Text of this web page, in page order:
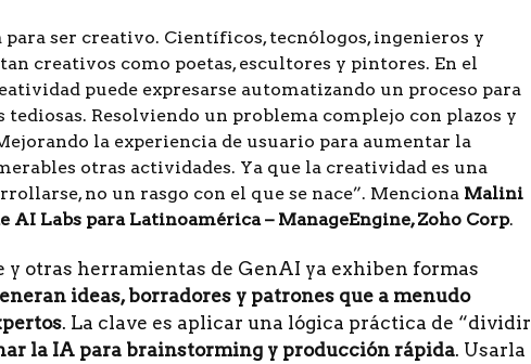
para ser creativo. Científicos, tecnólogos, ingenieros y
creativos como poetas, escultores y pintores. En el
puede expresarse automatizando un proceso para
Resolviendo un problema complejo con plazos y
la experiencia de usuario para aumentar la
otras actividades. Ya que la creatividad es una
no un rasgo con el que se nace”. Menciona Malini
AI Labs para Latinoamérica – ManageEngine, Zoho Corp.
y otras herramientas de GenAI ya exhiben formas
ideas, borradores y patrones que a menudo
. La clave es aplicar una lógica práctica de “dividir
la IA para brainstorming y producción rápida. Usarla